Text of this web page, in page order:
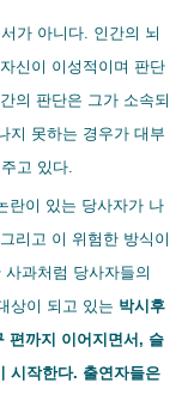
가 아니다. 인간의 뇌
신이 이성적이며 판단
의 판단은 그가 소속되
지 못하는 경우가 대부
고 있다.
란이 있는 당사자가 나
리고 이 위험한 방식이
과처럼 당사자들의
상이 되고 있는 박시후
편까지 이어지면서, 슬
시작한다. 출연자들은